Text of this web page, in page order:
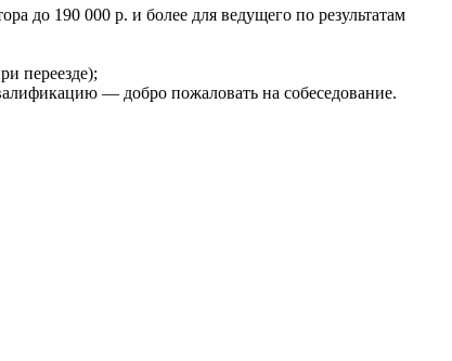
до 190 000 р. и более для ведущего по результатам
переезде);
— добро пожаловать на собеседование.